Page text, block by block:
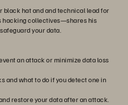
hat and and technical lead for
hacking collectives—shares his
your data.
an attack or minimize data loss
and what to do if you detect one in
restore your data after an attack.